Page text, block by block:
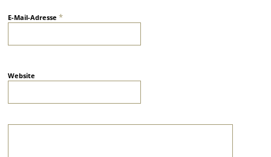
E-Mail-Adresse*
Website